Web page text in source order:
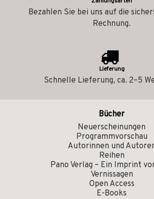
Bezahlen Sie bei uns auf die
Rechnung.
Lieferung
Schnelle Lieferung, ca. 2–5
Bücher
Neuerscheinungen
Programmvorschau
Autorinnen und
Reihen
Pano Verlag – Ein Imprint
Vernissagen
Open Access
E-Books